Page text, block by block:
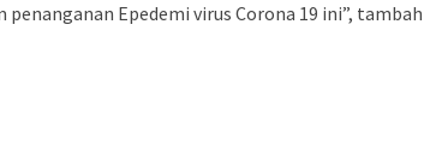
penanganan Epedemi virus Corona 19 ini”,